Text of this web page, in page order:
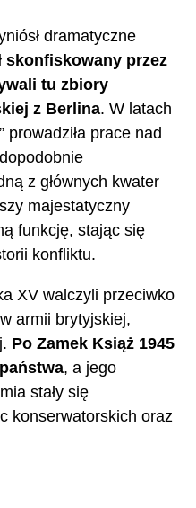
dramatyczne
skonfiskowany przez
tu zbiory
z Berlina. W latach
prowadziła prace nad
z głównych kwater
majestatyczny
funkcję, stając się
konfliktu.
XV walczyli przeciwko
armii brytyjskiej,
Po Zamek Książ 1945
, a jego
stały się
konserwatorskich oraz